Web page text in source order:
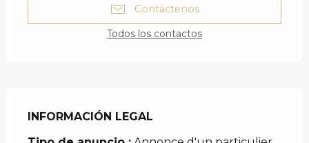
Contáctenos
Todos los contactos
INFORMACIÓN LEGAL
INFORMACIÓN LEGAL